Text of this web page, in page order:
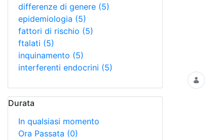
differenze di genere (5)
epidemiologia (5)
fattori di rischio (5)
ftalati (5)
inquinamento (5)
interferenti endocrini (5)
Durata
In qualsiasi momento
Ora Passata (0)